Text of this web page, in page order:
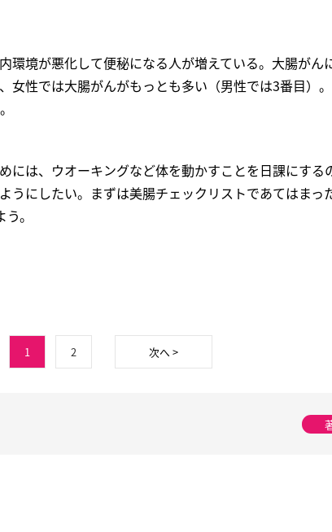
環境が悪化して便秘になる人が増えている。大腸がん
女性では大腸がんがもっとも多い（男性では3番目）
には、ウオーキングなど体を動かすことを日課にする
うにしたい。まずは美腸チェックリストであてはまっ
。
1 2 次へ >